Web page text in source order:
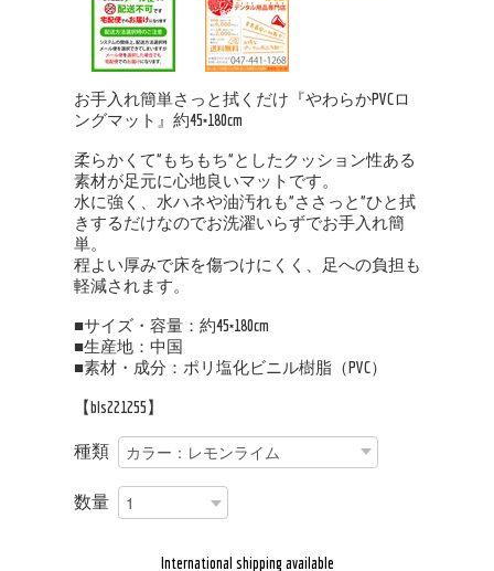
お手入れ簡単さっと拭くだけ『やわらかPVCロ
ングマット』約45×180cm
柔らかくて”もちもち”としたクッション性ある
素材が足元に心地良いマットです。
水に強く、水ハネや油汚れも”ささっと”ひと拭
きするだけなのでお洗濯いらずでお手入れ簡
単。
程よい厚みで床を傷つけにくく、足への負担も
軽減されます。
■サイズ・容量：約45×180cm
■生産地：中国
■素材・成分：ポリ塩化ビニル樹脂（PVC）
【bls221255】
種類
数量
International shipping available